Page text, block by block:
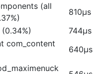
(all
810μs
744μs
com_content
640μs